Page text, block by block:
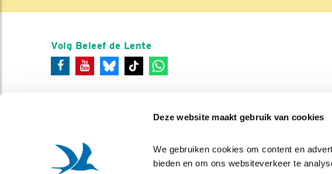
Deze website maakt gebruik van cookies
We gebruiken cookies om content en
bieden en om ons websiteverkeer te
Volg Beleef de Lente